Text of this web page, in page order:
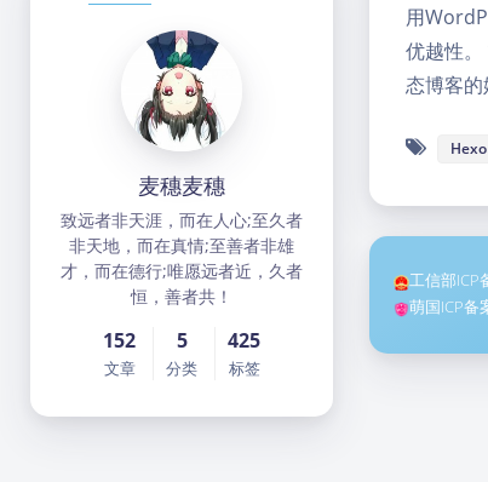
麦穗麦穗
致远者非天涯，而在人心;至久者
非天地，而在真情;至善者非雄
才，而在德行;唯愿远者近，久者
恒，善者共！
152
文章
5
分类
425
标签
用
优越性
态博客
Hexo
工信部ICP
萌国ICP备